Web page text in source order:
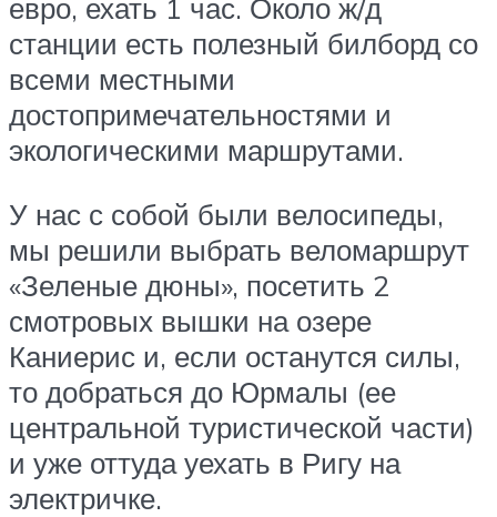
евро, ехать 1 час. Около ж/д
станции есть полезный билборд со
всеми местными
достопримечательностями и
экологическими маршрутами.
У нас с собой были велосипеды,
мы решили выбрать веломаршрут
«Зеленые дюны», посетить 2
смотровых вышки на озере
Каниерис и, если останутся силы,
то добраться до Юрмалы (ее
центральной туристической части)
и уже оттуда уехать в Ригу на
электричке.